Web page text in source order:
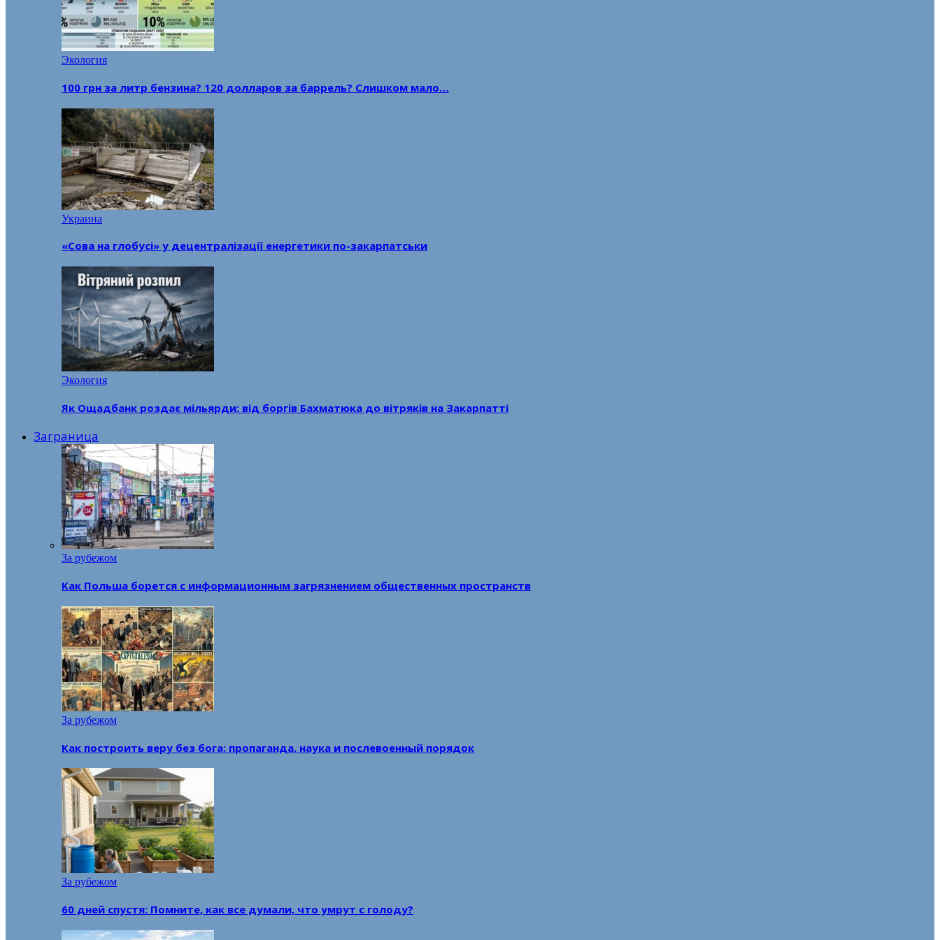
Экология
100 грн за литр бензина? 120 долларов за баррель? Слишком мало…
Украина
«Сова на глобусі» у децентралізації енергетики по-закарпатськи
Экология
Як Ощадбанк роздає мільярди: від боргів Бахматюка до вітряків на Закарпатті
Заграница
За рубежом
Как Польша борется с информационным загрязнением общественных пространств
За рубежом
Как построить веру без бога: пропаганда, наука и послевоенный порядок
За рубежом
60 дней спустя: Помните, как все думали, что умрут с голоду?